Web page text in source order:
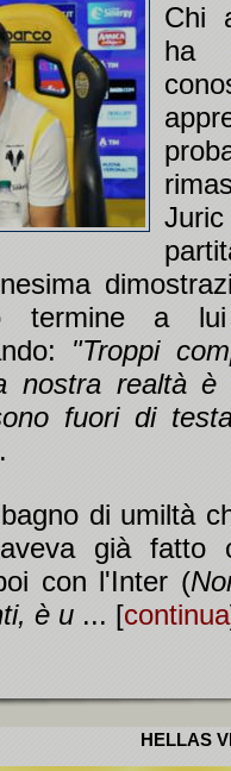
Chi
ha
termine a
"Troppi
nostra realtà è
fuori di
.
di umiltà
già fatto
con l'Inter (
è u ... [continua
HELLAS